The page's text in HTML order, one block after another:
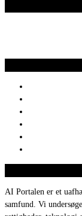
AI Portalen er et
samfund. Vi